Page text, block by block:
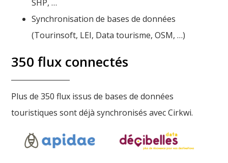
SHP, …
Synchronisation de bases de données
(Tourinsoft, LEI, Data tourisme, OSM, …)
350 flux connectés
Plus de 350 flux issus de bases de données
touristiques sont déjà synchronisés avec Cirkwi.